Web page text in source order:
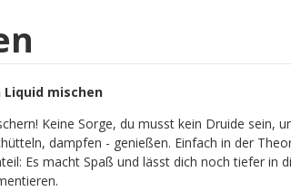
Liquid mischen
Keine Sorge, du musst kein Druide sein,
dampfen - genießen. Einfach in der
Es macht Spaß und lässt dich noch tiefer in